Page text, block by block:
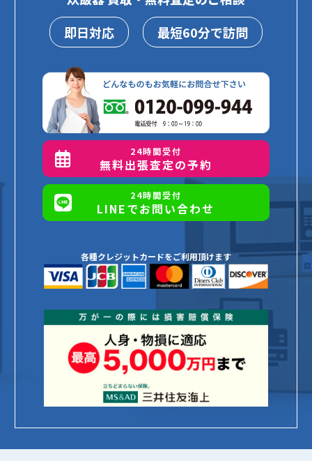
即日対応
最短60分で訪問
24時間受付
無料出張査定の予約
24時間受付
LINEでお問い合わせ
各種クレジットカードをご利用頂けます